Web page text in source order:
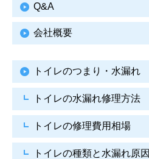
Q&A
会社概要
トイレのつまり・水漏れ
トイレの水漏れ修理方法
トイレの修理費用相場
トイレの種類と水漏れ原因